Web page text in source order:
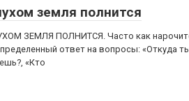
земля полнится
ЗЕМЛЯ ПОЛНИТСЯ. Часто как
ответ на вопросы: «Откуда
«Кто